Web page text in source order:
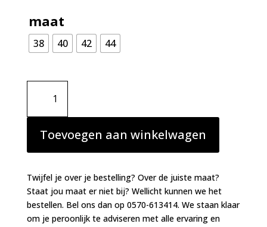
maat
38 40 42 44
Prima
Donna
Gallipoli
string
zwart
aantal
Toevoegen aan winkelwagen
Twijfel je over je bestelling? Over de juiste maat?
Staat jou maat er niet bij? Wellicht kunnen we het
bestellen. Bel ons dan op 0570-613414. We staan klaar
om je peroonlijk te adviseren met alle ervaring en